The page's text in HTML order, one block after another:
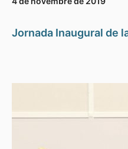
Jornada Inaugural de